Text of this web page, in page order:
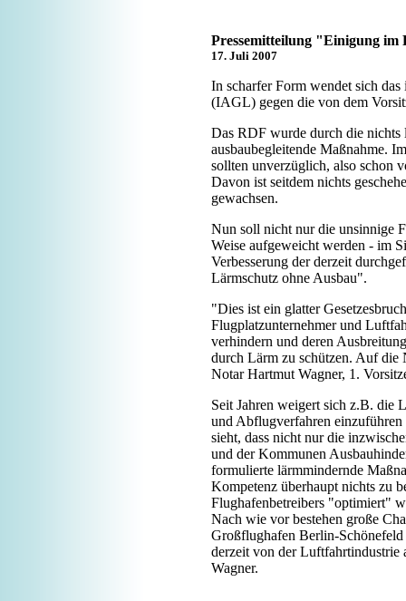
Pressemitteilung "Einigung
17. Juli 2007
In scharfer Form wendet sich
(IAGL) gegen die von dem
Das RDF wurde durch die nichts
ausbaubegleitende Maßnahme.
sollten unverzüglich, also schon
Davon ist seitdem nichts
gewachsen.
Nun soll nicht nur die unsinnige
Weise aufgeweicht werden - im
Verbesserung der derzeit
Lärmschutz ohne Ausbau".
"Dies ist ein glatter
Flugplatzunternehmer und
verhindern und deren
durch Lärm zu schützen. Auf die
Notar Hartmut Wagner, 1.
Seit Jahren weigert sich z.B. die
und Abflugverfahren
sieht, dass nicht nur die
und der Kommunen
formulierte lärmmindernde
Kompetenz überhaupt nichts zu
Flughafenbetreibers "optimiert"
Nach wie vor bestehen große
Großflughafen Berlin-Schönefeld
derzeit von der
Wagner.